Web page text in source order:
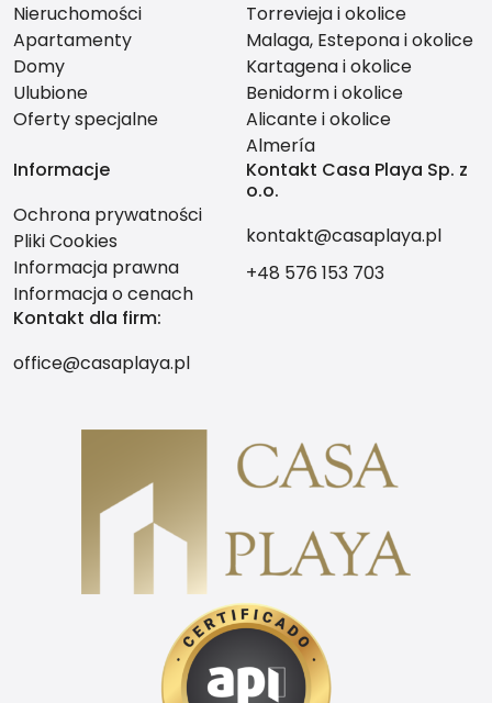
Nieruchomości
Apartamenty
Domy
Ulubione
Oferty specjalne
Torrevieja i okolice
Malaga, Estepona i okolice
Kartagena i okolice
Benidorm i okolice
Alicante i okolice
Almería
Informacje
Ochrona prywatności
Pliki Cookies
Informacja prawna
Informacja o cenach
Kontakt Casa Playa Sp. z
o.o.
kontakt@casaplaya.pl
+48 576 153 703
Kontakt dla firm:
office@casaplaya.pl